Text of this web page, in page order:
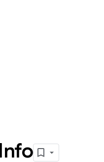
Info